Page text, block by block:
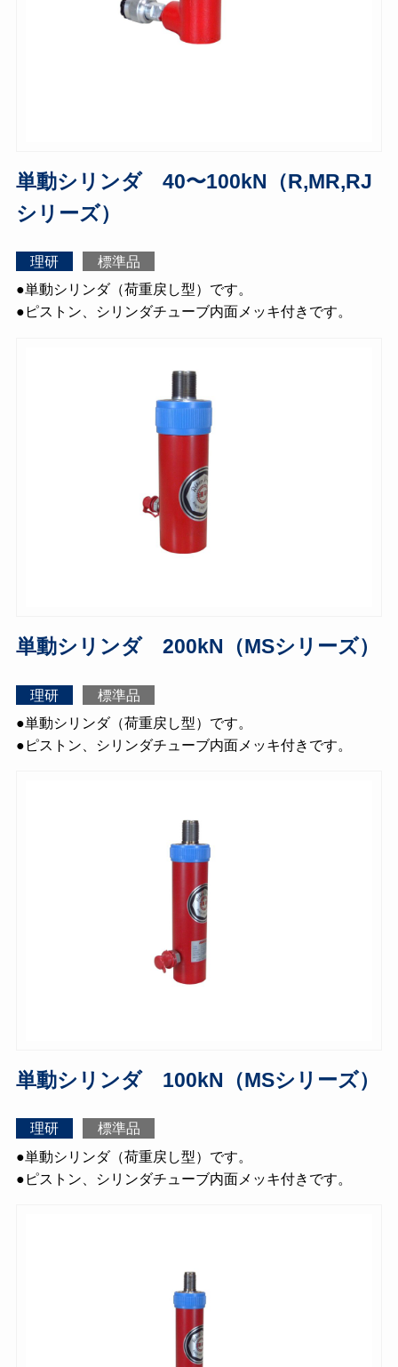
単動シリンダ 40〜100kN（R,MR,RJ
シリーズ）
理研
標準品
●単動シリンダ（荷重戻し型）です。
●ピストン、シリンダチューブ内面メッキ付きです。
単動シリンダ 200kN（MSシリーズ）
理研
標準品
●単動シリンダ（荷重戻し型）です。
●ピストン、シリンダチューブ内面メッキ付きです。
単動シリンダ 100kN（MSシリーズ）
理研
標準品
●単動シリンダ（荷重戻し型）です。
●ピストン、シリンダチューブ内面メッキ付きです。